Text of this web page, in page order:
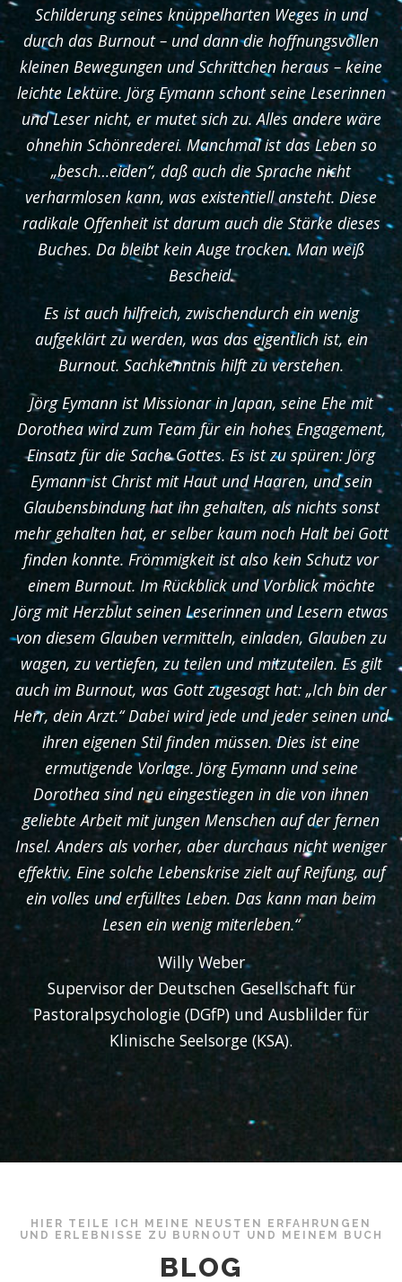
Schilderung seines knüppelharten Weges in und
durch das Burnout – und dann die hoffnungsvollen
kleinen Bewegungen und Schrittchen heraus – keine
leichte Lektüre. Jörg Eymann schont seine Leserinnen
und Leser nicht, er mutet sich zu. Alles andere wäre
ohnehin Schönrederei. Manchmal ist das Leben so
„besch…eiden“, daß auch die Sprache nicht
verharmlosen kann, was existentiell ansteht. Diese
radikale Offenheit ist darum auch die Stärke dieses
Buches. Da bleibt kein Auge trocken. Man weiß
Bescheid.
Es ist auch hilfreich, zwischendurch ein wenig
aufgeklärt zu werden, was das eigentlich ist, ein
Burnout. Sachkenntnis hilft zu verstehen.
Jörg Eymann ist Missionar in Japan, seine Ehe mit
Dorothea wird zum Team für ein hohes Engagement,
Einsatz für die Sache Gottes. Es ist zu spüren: Jörg
Eymann ist Christ mit Haut und Haaren, und sein
Glaubensbindung hat ihn gehalten, als nichts sonst
mehr gehalten hat, er selber kaum noch Halt bei Gott
finden konnte. Frömmigkeit ist also kein Schutz vor
einem Burnout. Im Rückblick und Vorblick möchte
Jörg mit Herzblut seinen Leserinnen und Lesern etwas
von diesem Glauben vermitteln, einladen, Glauben zu
wagen, zu vertiefen, zu teilen und mitzuteilen. Es gilt
auch im Burnout, was Gott zugesagt hat: „Ich bin der
Herr, dein Arzt.“ Dabei wird jede und jeder seinen und
ihren eigenen Stil finden müssen. Dies ist eine
ermutigende Vorlage. Jörg Eymann und seine
Dorothea sind neu eingestiegen in die von ihnen
geliebte Arbeit mit jungen Menschen auf der fernen
Insel. Anders als vorher, aber durchaus nicht weniger
effektiv. Eine solche Lebenskrise zielt auf Reifung, auf
ein volles und erfülltes Leben. Das kann man beim
Lesen ein wenig miterleben.“
Willy Weber
Supervisor der Deutschen Gesellschaft für
Pastoralpsychologie (DGfP) und Ausblilder für
Klinische Seelsorge (KSA).
HIER TEILE ICH MEINE NEUSTEN ERFAHRUNGEN
UND ERLEBNISSE ZU BURNOUT UND MEINEM BUCH
BLOG